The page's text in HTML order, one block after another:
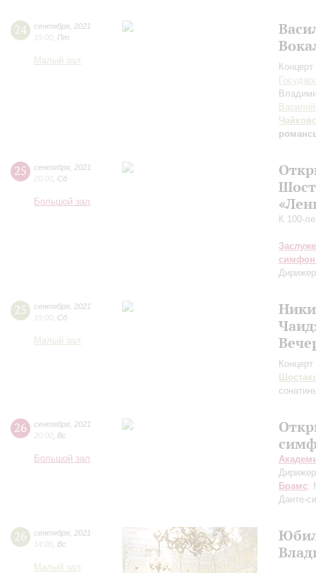
24 сентября 2021
19:00 Пт
Малый зал
25 сентября 2021
20:00 Сб
Большой зал
К 100-
25 сентября 2021
19:00 Сб
Малый зал
26 сентября 2021
20:00 Вс
Большой зал
Брамс:
Данте-
26 сентября 2021
14:00 Вс
Малый зал